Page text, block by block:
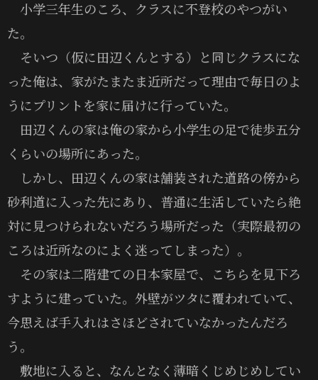
小学三年生のころ、クラスに不登校のやつがい
た。
そいつ（仮に田辺くんとする）と同じクラスにな
った俺は、家がたまたま近所だって理由で毎日のよ
うにプリントを家に届けに行っていた。
田辺くんの家は俺の家から小学生の足で徒歩五分
くらいの場所にあった。
しかし、田辺くんの家は舗装された道路の傍から
砂利道に入った先にあり、普通に生活していたら絶
対に見つけられないだろう場所だった（実際最初の
ころは近所なのによく迷ってしまった）。
その家は二階建ての日本家屋で、こちらを見下ろ
すように建っていた。外壁がツタに覆われていて、
今思えば手入れはさほどされていなかったんだろ
う。
敷地に入ると、なんとなく薄暗くじめじめしてい